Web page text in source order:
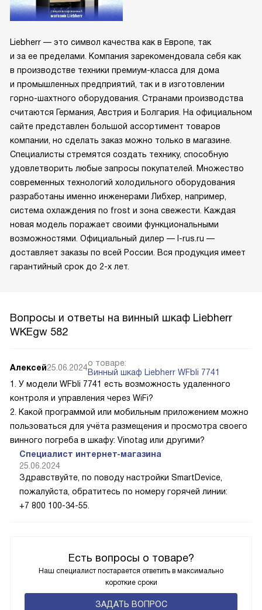
Liebherr — это символ качества как в Европе, так
и за ее пределами. Компания зарекомендовала себя как
в производстве техники премиум-класса для дома
и промышленных предприятий, так и в изготовлении
горно-шахтного оборудования. Странами производства
считаются Германия, Австрия и Болгария. На официальном
сайте представлен большой ассортимент товаров
компании, но сделать заказ можно только в магазине.
Специалисты стремятся создать технику, способную
удовлетворить любые запросы покупателей. Множество
современных технологий холодильного оборудования
разработаны именно инженерами Либхер, например,
система охлаждения no frost и зона свежести. Каждая
новая модель поражает своими функциональными
возможностями. Официальный дилер — l-rus.ru —
доставляет заказы по всей России. Вся продукция имеет
гарантийный срок до 2-х лет.
Вопросы и ответы на винный шкаф Liebherr
WKEgw 582
Есть вопросы о товаре?
Наш специалист постарается ответить в максимально
короткие сроки
ЗАДАТЬ ВОПРОС
Алексей25.06.2024о товаре:
Винный шкаф Liebherr WFbli 7741
1. У модели WFbli 7741 есть возможность удаленного
контроля и управления через WiFi?
2. Какой программой или мобильным приложением можно
пользоваться для учёта размещения и просмотра своего
винного погреба в шкафу: Vinotag или другими?
Специалист интернет-магазина
25.06.2024
Здравствуйте, по поводу настройки SmartDevice,
пожалуйста, обратитесь по номеру горячей линии:
+7 800 100-34-55.